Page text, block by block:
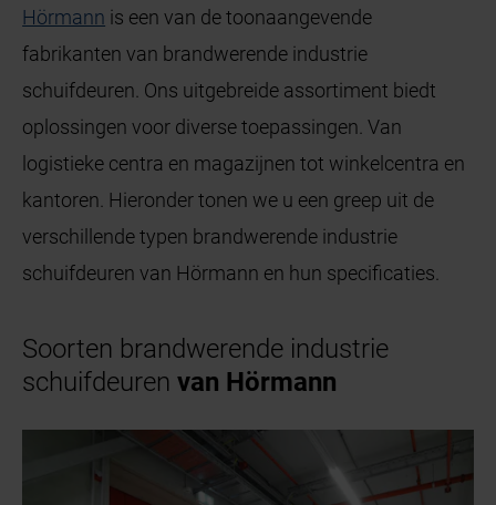
Hörmann is een van de toonaangevende
fabrikanten van brandwerende industrie
schuifdeuren. Ons uitgebreide assortiment biedt
oplossingen voor diverse toepassingen. Van
logistieke centra en magazijnen tot winkelcentra en
kantoren. Hieronder tonen we u een greep uit de
verschillende typen brandwerende industrie
schuifdeuren van Hörmann en hun specificaties.
Soorten brandwerende industrie
schuifdeurenvan Hörmann